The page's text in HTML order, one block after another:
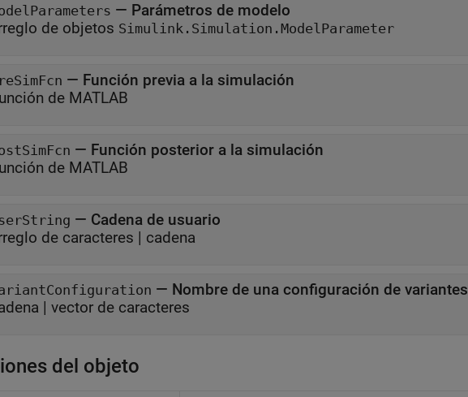
— Parámetros de modelo
de objetos Simulink.Simulation.ModelParameter
— Función previa a la simulación
de MATLAB
— Función posterior a la simulación
de MATLAB
— Cadena de usuario
de caracteres | cadena
— Nombre de una configuración de variantes
| vector de caracteres
del objeto